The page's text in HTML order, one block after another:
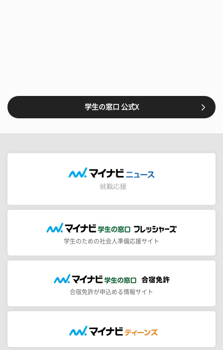
学生の窓口 公式X
学生のための社会人準備応援サイト
合宿免許が申込める情報サイト